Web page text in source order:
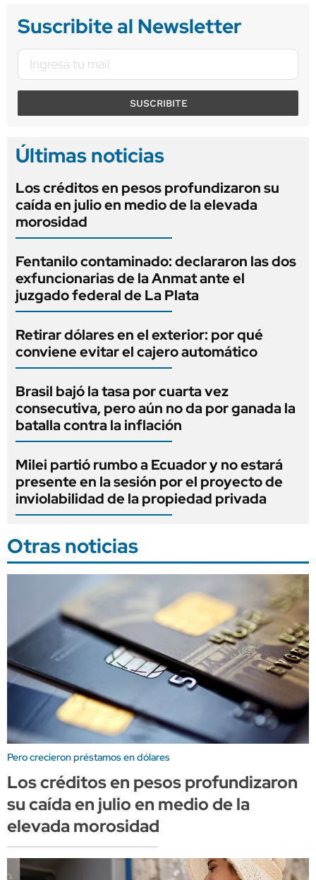
Suscribite al Newsletter
SUSCRIBITE
Últimas noticias
Los créditos en pesos profundizaron su
caída en julio en medio de la elevada
morosidad
Fentanilo contaminado: declararon las dos
exfuncionarias de la Anmat ante el
juzgado federal de La Plata
Retirar dólares en el exterior: por qué
conviene evitar el cajero automático
Brasil bajó la tasa por cuarta vez
consecutiva, pero aún no da por ganada la
batalla contra la inflación
Milei partió rumbo a Ecuador y no estará
presente en la sesión por el proyecto de
inviolabilidad de la propiedad privada
Otras noticias
Pero crecieron préstamos en dólares
Los créditos en pesos profundizaron
su caída en julio en medio de la
elevada morosidad